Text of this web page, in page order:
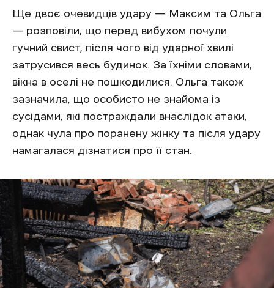
Ще двоє очевидців удару — Максим та Ольга
— розповіли, що перед вибухом почули
гучний свист, після чого від ударної хвилі
затрусився весь будинок. За їхніми словами,
вікна в оселі не пошкодилися. Ольга також
зазначила, що особисто не знайома із
сусідами, які постраждали внаслідок атаки,
однак чула про поранену жінку та після удару
намагалася дізнатися про її стан.